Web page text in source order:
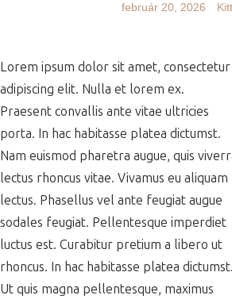
február 20, 2026
Lorem ipsum dolor sit amet, consectetur
adipiscing elit. Nulla et lorem ex.
Praesent convallis ante vitae ultricies
porta. In hac habitasse platea dictumst.
Nam euismod pharetra augue, quis
lectus rhoncus vitae. Vivamus eu aliquam
lectus. Phasellus vel ante feugiat augue
sodales feugiat. Pellentesque imperdiet
luctus est. Curabitur pretium a libero ut
rhoncus. In hac habitasse platea dictumst.
Ut quis magna pellentesque, maximus